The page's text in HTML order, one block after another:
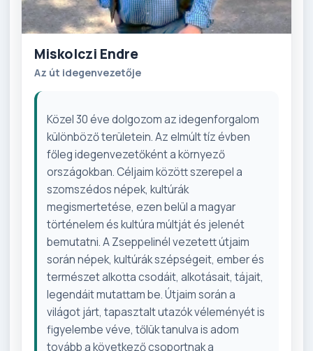
Miskolczi Endre
Az út idegenvezetője
Közel 30 éve dolgozom az idegenforgalom
különböző területein. Az elmúlt tíz évben
főleg idegenvezetőként a környező
országokban. Céljaim között szerepel a
szomszédos népek, kultúrák
megismertetése, ezen belül a magyar
történelem és kultúra múltját és jelenét
bemutatni. A Zseppelinél vezetett útjaim
során népek, kultúrák szépségeit, ember és
természet alkotta csodáit, alkotásait, tájait,
legendáit mutattam be. Útjaim során a
világot járt, tapasztalt utazók véleményét is
figyelembe véve, tőlük tanulva is adom
tovább a következő csoportnak a